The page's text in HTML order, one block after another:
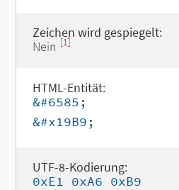
Zeichen wird gespiegelt:
Nein [1]
HTML-Entität:
&#6585;
&#x19B9;
UTF-8-Kodierung:
0xE1 0xA6 0xB9